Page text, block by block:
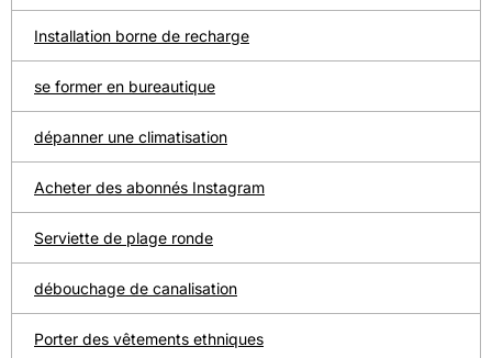
Installation borne de recharge
se former en bureautique
dépanner une climatisation
Acheter des abonnés Instagram
Serviette de plage ronde
débouchage de canalisation
Porter des vêtements ethniques